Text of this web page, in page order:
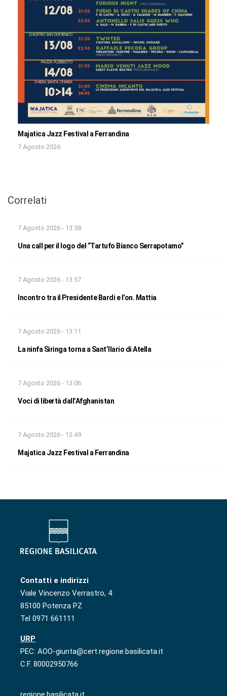
Majatica Jazz Festival a Ferrandina
7 Agosto 2026
Correlati
7 Agosto 2026 - 13:58
Una call per il logo del “Tartufo Bianco Serrapotamo”
7 Agosto 2026 - 13:57
Incontro tra il Presidente Bardi e l’on. Mattia
7 Agosto 2026 - 13:11
La ninfa Siringa torna a Sant’Ilario di Atella
7 Agosto 2026 - 13:06
Voci di libertà dall’Afghanistan
7 Agosto 2026 - 12:49
Majatica Jazz Festival a Ferrandina
Contatti e indirizzi
Viale Vincenzo Verrastro, 4
85100 Potenza PZ
Tel 0971 661111
URP
PEC: AOO-giunta@cert.regione.basilicata.it
C.F. 80002950766